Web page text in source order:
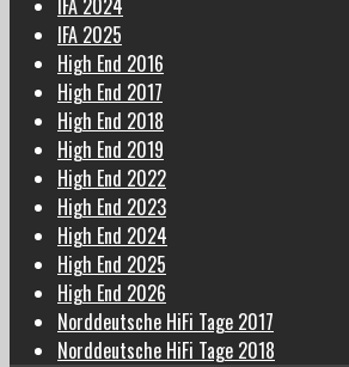
IFA 2024
IFA 2025
High End 2016
High End 2017
High End 2018
High End 2019
High End 2022
High End 2023
High End 2024
High End 2025
High End 2026
Norddeutsche HiFi Tage 2017
Norddeutsche HiFi Tage 2018